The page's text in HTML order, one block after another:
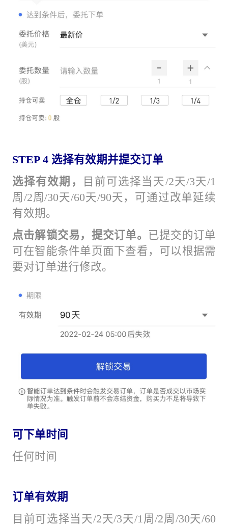
STEP 4 选择有效期并提交订单
选择有效期，
目前可选择当天/2天/3天/1
周/2周/30天/60天/90天，可通过改单延续
有效期。
点击解锁交易，提交订单。 已提交的订单
可在智能条件单页面下查看，可以根据需
要对订单进行修改。
可下单时间
任何时间
订单有效期
目前可选择当天/2天/3天/1周/2周/30天/60